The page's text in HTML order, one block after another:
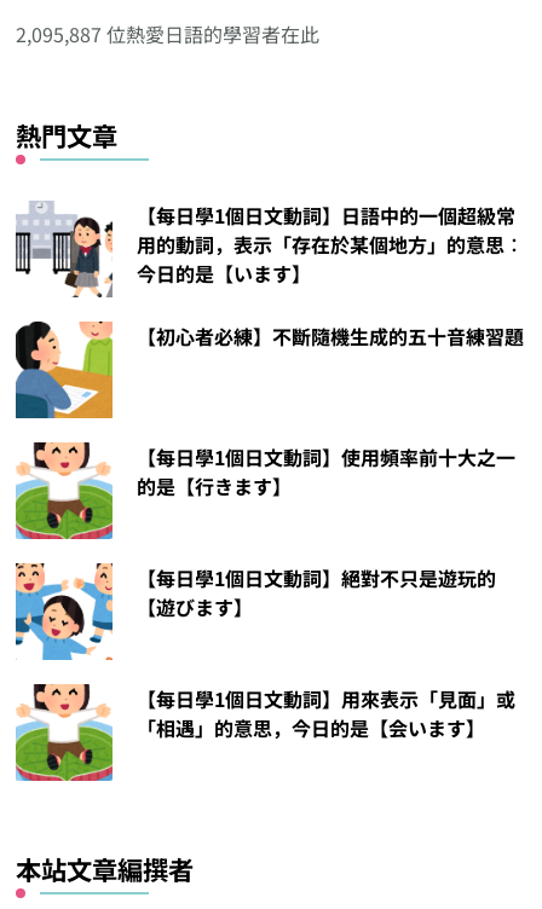
類
2,095,887 位熱愛日語的學習者在此
熱門文章
【每日學1個日文動詞】日語中的一個超級常
用的動詞，表示「存在於某個地方」的意思︰
今日的是【います】
【初心者必練】不斷隨機生成的五十音練習題
【每日學1個日文動詞】使用頻率前十大之一
的是【行きます】
【每日學1個日文動詞】絕對不只是遊玩的
【遊びます】
【每日學1個日文動詞】用來表示「見面」或
「相遇」的意思，今日的是【会います】
本站文章編撰者